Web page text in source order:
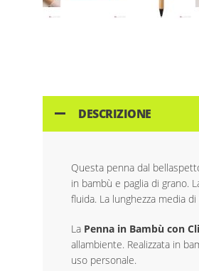
the
images
DESCRIZIONE
Questa penna dal
in bambù e paglia di grano.
fluida. La lunghezza media
La Penna in Bambù con
allambiente. Realizzata in
uso personale.